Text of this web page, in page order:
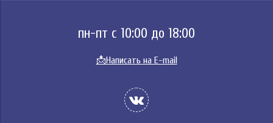
пн-пт с 10:00 до 18:00
📩Написать на E-mail